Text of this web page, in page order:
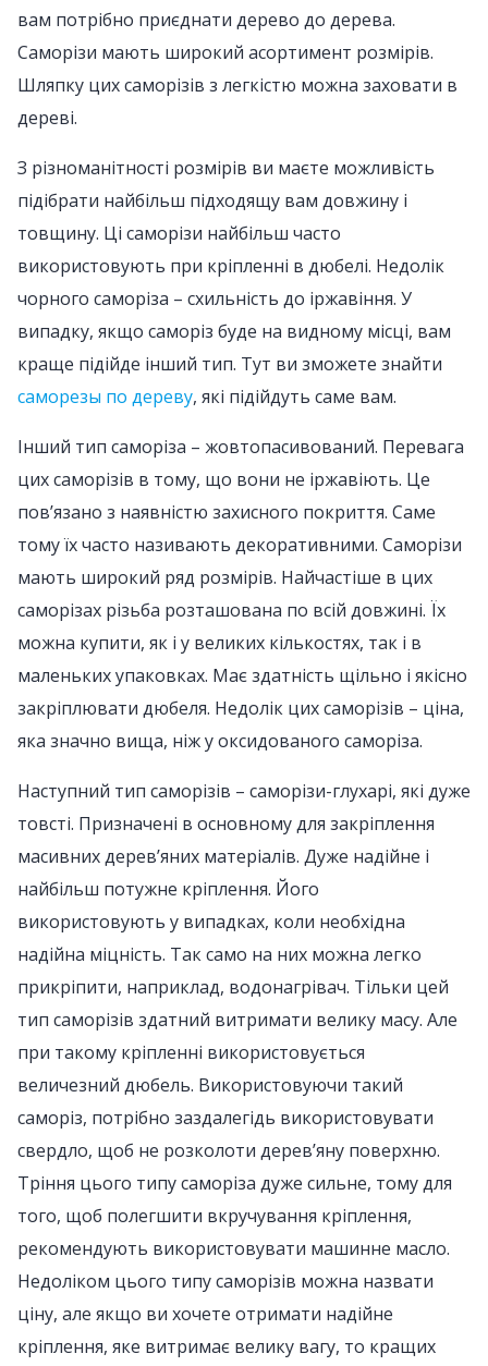
вам потрібно приєднати дерево до дерева.
Саморізи мають широкий асортимент розмірів.
Шляпку цих саморізів з легкістю можна заховати в
дереві.
З різноманітності розмірів ви маєте можливість
підібрати найбільш підходящу вам довжину і
товщину. Ці саморізи найбільш часто
використовують при кріпленні в дюбелі. Недолік
чорного саморіза – схильність до іржавіння. У
випадку, якщо саморіз буде на видному місці, вам
краще підійде інший тип. Тут ви зможете знайти
саморезы по дереву, які підійдуть саме вам.
Інший тип саморіза – жовтопасивований. Перевага
цих саморізів в тому, що вони не іржавіють. Це
пов’язано з наявністю захисного покриття. Саме
тому їх часто називають декоративними. Саморізи
мають широкий ряд розмірів. Найчастіше в цих
саморізах різьба розташована по всій довжині. Їх
можна купити, як і у великих кількостях, так і в
маленьких упаковках. Має здатність щільно і якісно
закріплювати дюбеля. Недолік цих саморізів – ціна,
яка значно вища, ніж у оксидованого саморіза.
Наступний тип саморізів – саморізи-глухарі, які дуже
товсті. Призначені в основному для закріплення
масивних дерев’яних матеріалів. Дуже надійне і
найбільш потужне кріплення. Його
використовують у випадках, коли необхідна
надійна міцність. Так само на них можна легко
прикріпити, наприклад, водонагрівач. Тільки цей
тип саморізів здатний витримати велику масу. Але
при такому кріпленні використовується
величезний дюбель. Використовуючи такий
саморіз, потрібно заздалегідь використовувати
свердло, щоб не розколоти дерев’яну поверхню.
Тріння цього типу саморіза дуже сильне, тому для
того, щоб полегшити вкручування кріплення,
рекомендують використовувати машинне масло.
Недоліком цього типу саморізів можна назвати
ціну, але якщо ви хочете отримати надійне
кріплення, яке витримає велику вагу, то кращих